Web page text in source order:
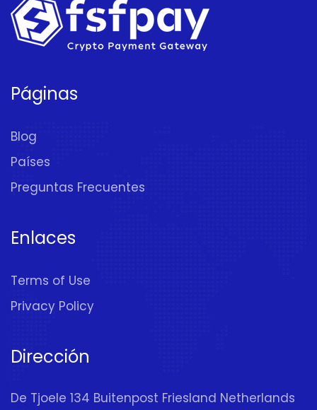
Páginas
Blog
Países
Preguntas Frecuentes
Enlaces
Terms of Use
Privacy Policy
Dirección
De Tjoele 134 Buitenpost Friesland Netherlands